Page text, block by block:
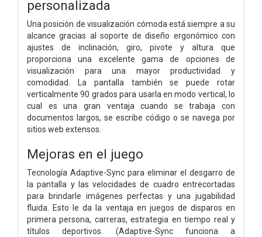
personalizada
Una posición de visualización cómoda está siempre a su
alcance gracias al soporte de diseño ergonómico con
ajustes de inclinación, giro, pivote y altura que
proporciona una excelente gama de opciones de
visualización para una mayor productividad y
comodidad. La pantalla también se puede rotar
verticalmente 90 grados para usarla en modo vertical, lo
cual es una gran ventaja cuando se trabaja con
documentos largos, se escribe código o se navega por
sitios web extensos.
Mejoras en el juego
Tecnología Adaptive-Sync para eliminar el desgarro de
la pantalla y las velocidades de cuadro entrecortadas
para brindarle imágenes perfectas y una jugabilidad
fluida. Esto le da la ventaja en juegos de disparos en
primera persona, carreras, estrategia en tiempo real y
títulos deportivos. (Adaptive-Sync funciona a